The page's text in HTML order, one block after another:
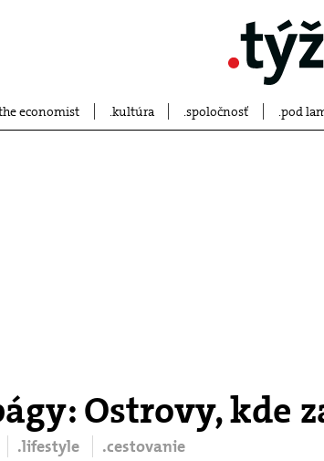
economist kultúra spoločnosť pod
Ostrovy, kde
.lifestyle .cestovanie